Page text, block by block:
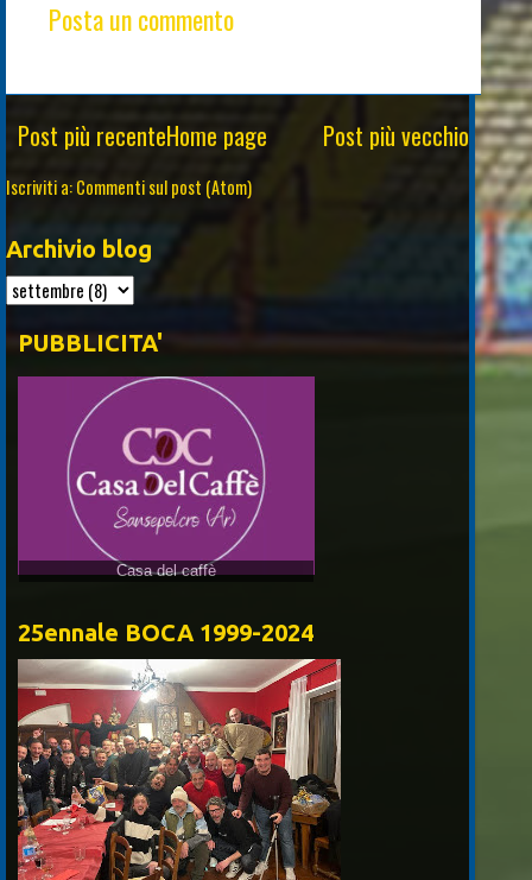
Posta un commento
Post più recente Post più vecchio
Home page
Iscriviti a:Commenti sul post (Atom)
Archivio blog
PUBBLICITA'
Casa del caffè
25ennale BOCA 1999-2024